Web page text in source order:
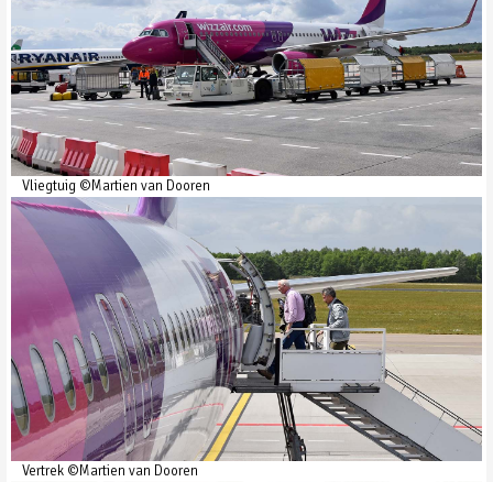
Vliegtuig ©Martien van Dooren
Vertrek ©Martien van Dooren